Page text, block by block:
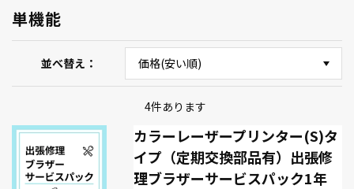
単機能
並べ替え
4件あります
カラーレーザープリンター(S)タ
イプ（定期交換部品有）出張修
理ブラザーサービスパック1年